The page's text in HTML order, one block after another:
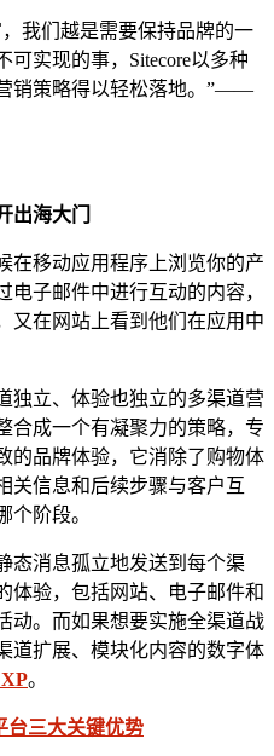
我们越是需要保持品牌的一
实现的事，Sitecore以多种
销策略得以轻松落地。”——
出海大门
在移动应用程序上浏览你的产
子邮件中进行互动的内容，
又在网站上看到他们在应用中
独立、体验也独立的多渠道营
合成一个有凝聚力的策略，专
的品牌体验，它消除了购物体
关信息和后续步骤与客户互
个阶段。
态消息孤立地发送到每个渠
体验，包括网站、电子邮件和
动。而如果想要实施全渠道战
道扩展、模块化内容的数字体
。